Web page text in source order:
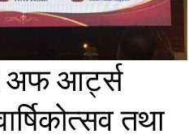
अफ आर्ट्स
तथा